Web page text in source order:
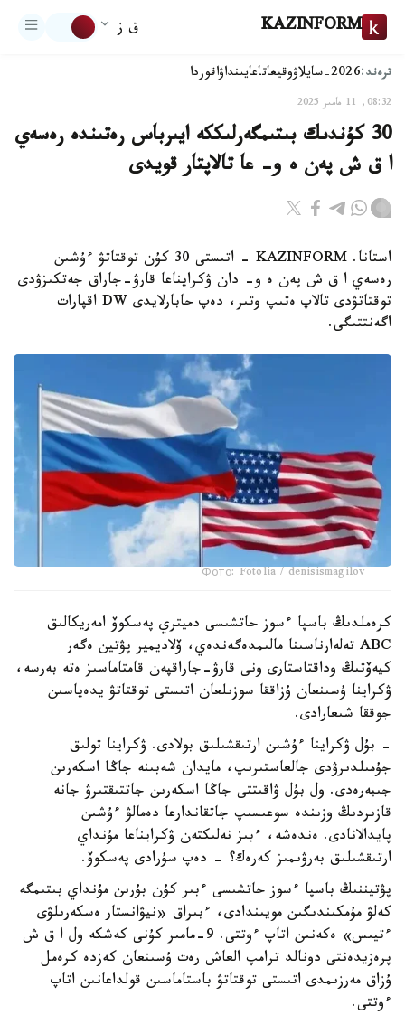
KAZINFORM ق ز
ترەند:2026-سايلاۋ وقيعاتاعايىنداۋاقوردا
08:32, 11 مامىر 2025
30 كۇندىك بىتىمگەرلىككە ايىرباس رەتىندە رەسەي
ا ق ش پەن ە و- عا تالاپتار قويدى
استانا. KAZINFORM - اتىستى 30 كۇن توقتاتۋ ءۇشىن
رەسەي ا ق ش پەن ە و- دان ۋكرايناعا قارۋ-جاراق جەتكىزۋدى
توقتاتۋدى تالاپ ەتىپ وتىر، دەپ حابارلايدى DW اقپارات
اگەنتتىگى.
Фото: Fotolia / denisismagilov
كرەملدىڭ باسپا ءسوز حاتشىسى دميتري پەسكوۆ امەريكالىق
ABC تەلەارناسىنا مالىمدەگەندەي، ۆلاديمير پۋتين ەگەر
كيەۆتىڭ وداقتاستارى ونى قارۋ-جاراقپەن قامتاماسىز ەتە بەرسە،
ۋكراينا ۇسىنعان ۇزاققا سوزىلعان اتىستى توقتاتۋ يدەياسىن
جوققا شىعارادى.
- بۇل ۋكراينا ءۇشىن ارتىقشىلىق بولادى. ۋكراينا تولىق
جۇمىلدىرۋدى جالعاستىرىپ، مايدان شەبىنە جاڭا اسكەرىن
جىبەرەدى. ول بۇل ۋاقىتتى جاڭا اسكەرىن جاتتىقتىرۋ جانە
قازىردىڭ وزىندە سوعىسىپ جاتقاندارعا دەمالۋ ءۇشىن
پايدالانادى. ەندەشە، ءبىز نەلىكتەن ۋكرايناعا مۇنداي
ارتىقشىلىق بەرۋىمىز كەرەك؟ - دەپ سۇرادى پەسكوۆ.
پۋتيننىڭ باسپا ءسوز حاتشىسى ءبىر كۇن بۇرىن مۇنداي بىتىمگە
كەلۋ مۇمكىندىگىن مويىندادى، ءبىراق «نيۋانستار ەسكەرىلۋى
ءتيىس» ەكەنىن اتاپ ءوتتى. 9-مامىر كۇنى كەشكە ول ا ق ش
پرەزيدەنتى دونالد ترامپ العاش رەت ۇسىنعان كەزدە كرەمل
ۇزاق مەرزىمدى اتىستى توقتاتۋ باستاماسىن قولداعانىن اتاپ
ءوتتى.